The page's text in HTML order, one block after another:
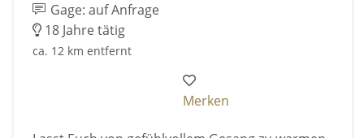
Gage: auf Anfrage
18 Jahre tätig
ca. 12 km entfernt
Merken